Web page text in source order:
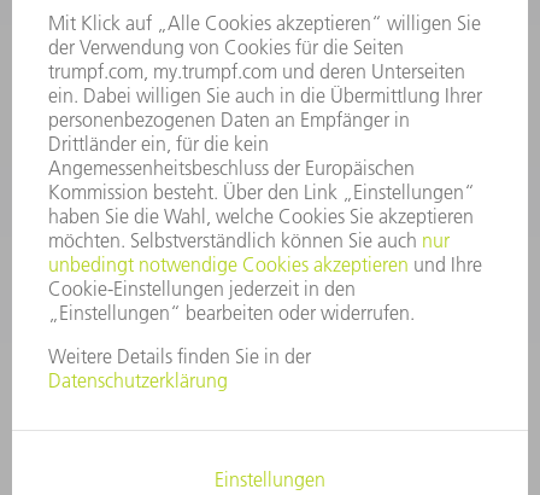
Häufig gestellte Fragen
Allgemeine Geschäftsbedingungen
KONTAKT
After Sales
+43722160396550
Mo - Do: 08:00 -17:30 Uhr
Fr: 08:00 -16:30 Uhr
ersatzteile@at.trumpf.com